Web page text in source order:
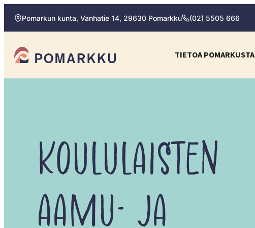
Siirry
suoraan
sisältöön
Pomarkun kunta, Vanhatie 14, 29630 Pomarkku (02) 5505 666
Pomarkun kunta
TIETOA POMARKUSTA
KOULULAISTEN
AAMU- JA